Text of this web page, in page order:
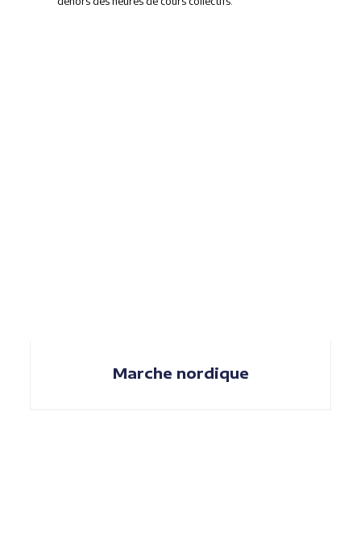
Marche nordique